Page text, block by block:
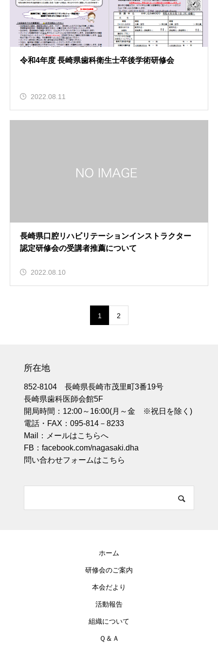
令和4年度 長崎県歯科衛生士卒後学術研修会
2022.08.11
長崎県口腔リハビリテーションインストラクター
認定研修会の受講者推薦について
2022.08.10
1 2
所在地
852-8104 長崎県長崎市茂里町3番19号
長崎県歯科医師会館5F
開局時間：12:00～16:00(月～金 ※祝日を除く)
電話・FAX：095-814－8233
Mail：
メールはこちらへ
FB： facebook.com/nagasaki.dha
問い合わせフォームはこちら
ホーム
研修会のご案内
本会だより
活動報告
組織について
Ｑ＆Ａ